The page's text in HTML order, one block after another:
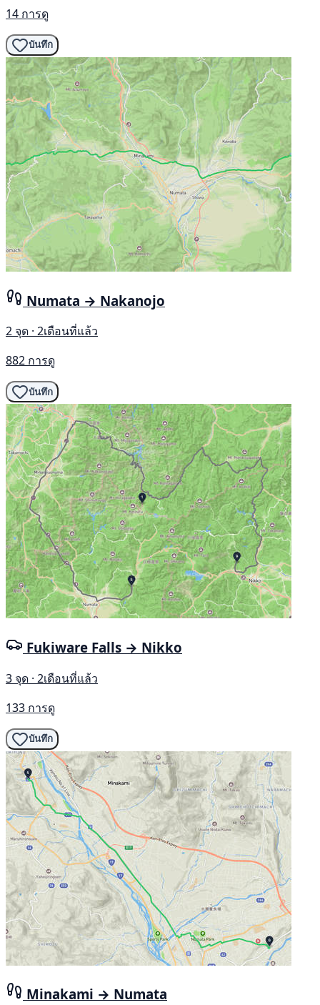
14 การดู
บันทึก
Numata → Nakanojo
2 จุด · 2เดือนที่แล้ว
882 การดู
บันทึก
Fukiware Falls → Nikko
3 จุด · 2เดือนที่แล้ว
133 การดู
บันทึก
Minakami → Numata